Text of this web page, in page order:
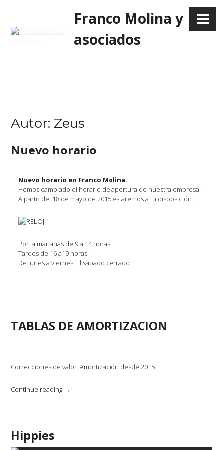
Franco Molina y
asociados
Menu
Autor: Zeus
Nuevo horario
Nuevo horario en Franco Molina.
Hemos cambiado el horario de apertura de nuestra empresa.
A partir del 18 de mayo de 2015 estaremos a tu disposición:
Por la mañanas de 9 a 14 horas.
Tardes de 16 a19 horas.
De lunes a viernes. El sábado cerrado.
TABLAS DE AMORTIZACION
Correcciones de valor. Amortización desde 2015.
Continue reading «TABLAS
→
Hippies